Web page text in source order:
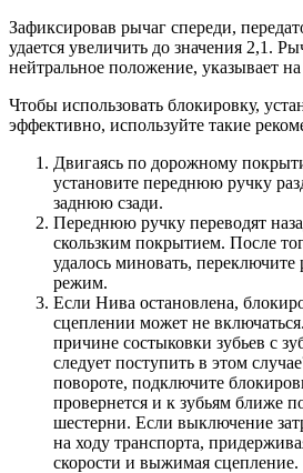
Зафиксировав рычаг спереди,
удается увеличить до значения 2,1.
нейтральное положение, указывает
Чтобы использовать блокировку,
эффективно, используйте такие
Двигаясь по дорожному
установите переднюю ручку
заднюю сзади.
Переднюю ручку переводят
скользким покрытием. После
удалось миновать,
режим.
Если Нива остановлена,
сцеплении может не
причине состыковки зубьев с
следует поступить в этом
повороте, подключите
провернется и к зубьям ближе
шестерни. Если выключение
на ходу транспорта,
скорости и выжимая сцепление.